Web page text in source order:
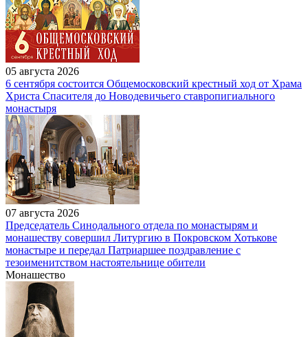
05 августа 2026
6 сентября состоится Общемосковский крестный ход от Храма
Христа Спасителя до Новодевичьего ставропигиального
монастыря
07 августа 2026
Председатель Синодального отдела по монастырям и
монашеству совершил Литургию в Покровском Хотькове
монастыре и передал Патриаршее поздравление с
тезоименитством настоятельнице обители
Монашество